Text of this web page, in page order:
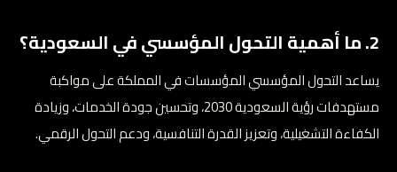
2. ما أهمية التحول المؤسسي في السعودية؟
يساعد التحول المؤسسي المؤسسات في المملكة على مواكبة
مستهدفات رؤية السعودية 2030، وتحسين جودة الخدمات، وزيادة
الكفاءة التشغيلية، وتعزيز القدرة التنافسية، ودعم التحول الرقمي.